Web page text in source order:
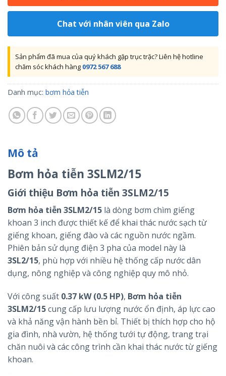
Chat với nhân viên qua Zalo
Sản phẩm đã mua của quý khách gặp trục trặc? Liên hệ hotline
chăm sóc khách hàng 0972 567 688
Danh mục: bơm hỏa tiễn
Mô tả
Bơm hỏa tiễn 3SLM2/15
Giới thiệu Bơm hỏa tiễn 3SLM2/15
Bơm hỏa tiễn 3SLM2/15 là dòng bơm chìm giếng
khoan 3 inch được thiết kế để khai thác nước sạch từ
giếng khoan, giếng đào và các nguồn nước ngầm.
Phiên bản sử dụng điện 3 pha của model này là
3SL2/15, phù hợp với nhiều hệ thống cấp nước dân
dụng, nông nghiệp và công nghiệp quy mô nhỏ.
Với công suất 0.37 kW (0.5 HP), Bơm hỏa tiễn
3SLM2/15cung cấp lưu lượng nước ổn định, áp lực cao
và khả năng vận hành bền bỉ. Thiết bị thích hợp cho hộ
gia đình, nhà vườn, hệ thống tưới tự động, trang trại
chăn nuôi và các công trình cần khai thác nước từ giếng
khoan.